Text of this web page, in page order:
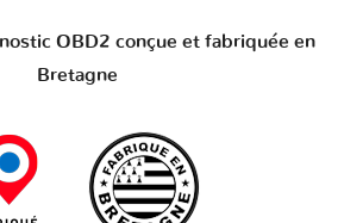
OBD2 conçue et fabriquée en
Bretagne